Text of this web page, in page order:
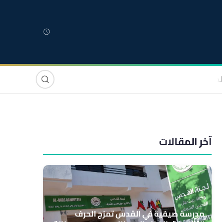
صوت وصورة
آخر المقالات
مدرسة صيفية في القدس تمزج الحرف